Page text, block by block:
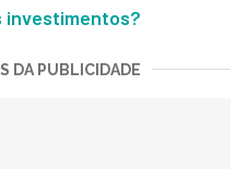
investimentos?
DA PUBLICIDADE